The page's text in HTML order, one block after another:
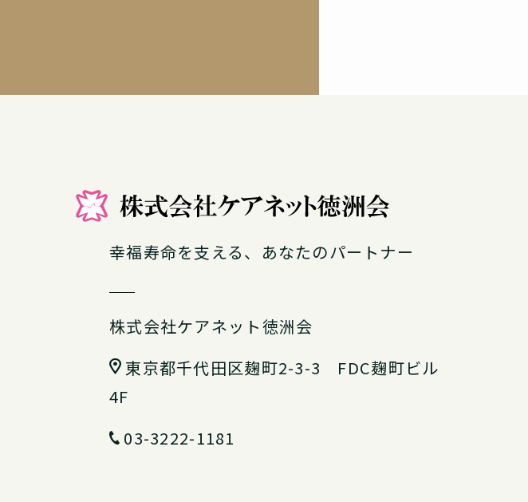
幸福寿命を支える、あなたのパートナー
株式会社ケアネット徳洲会
東京都千代田区麹町2-3-3 FDC麹町ビル
4F
03-3222-1181